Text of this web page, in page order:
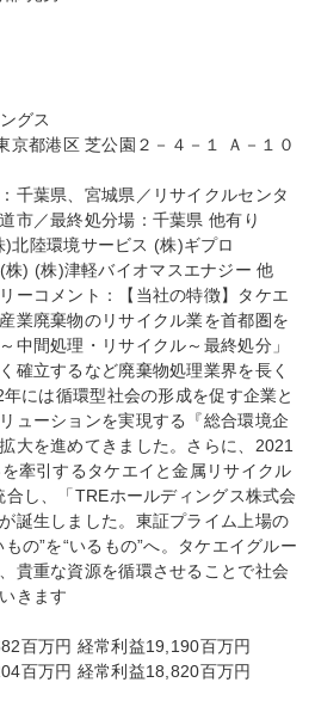
グス
京都港区 芝公園２－４－１ Ａ－１０
千葉県、宮城県／リサイクルセンタ
市／最終処分場：千葉県 他有り
北陸環境サービス (株)ギプロ
) (株)津軽バイオマスエナジー 他
ーコメント：【当社の特徴】タケエ
業廃棄物のリサイクル業を首都圏を
中間処理・リサイクル～最終処分」
確立するなど廃棄物処理業界を長く
には循環型社会の形成を促す企業と
ューションを実現する『総合環境企
大を進めてきました。さらに、2021
牽引するタケエイと金属リサイクル
し、「TREホールディングス株式会
誕生しました。東証プライム上場の
の”を“いるもの”へ。タケエイグルー
貴重な資源を循環させることで社会
きます
百万円 経常利益19,190百万円
百万円 経常利益18,820百万円